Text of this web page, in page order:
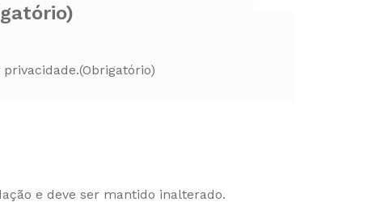
(Obrigatório)
e deve ser mantido inalterado.